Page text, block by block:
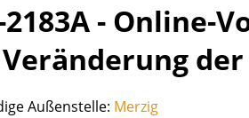
2183A - Online-
Außenstelle: Merzig